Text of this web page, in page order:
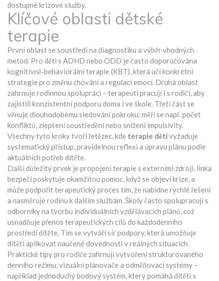
dostupné krizové služby.
Klíčové oblasti dětské
terapie
První oblast se soustředí na diagnostiku a výběr vhodných
metod. Pro děti s ADHD nebo ODD je často doporučována
kognitivně‑behaviorální terapie (KBT), která učí konkrétní
strategie pro změnu chování a regulaci emocí. Druhá oblast
zahrnuje rodinnou spolupráci – terapeuti pracují i s rodiči, aby
zajistili konzistentní podporu doma i ve škole. Třetí část se
věnuje dlouhodobému sledování pokroku; měří se např. počet
konfliktů, zlepšení soustředění nebo snížení impulsivity.
Všechny tyto kroky tvoří řetězec, kde terapie dětívyžaduje
systematický přístup, pravidelnou reflexi a úpravu plánu podle
aktuálních potřeb dítěte.
Další důležitý prvek je propojení terapie s externími zdroji. linka
bezpečíposkytuje okamžitou pomoc, když se objeví krize, a
může podpořit terapeutický proces tím, že nabídne rychlé řešení
a nasměruje rodinu k dalším službám. Školy často spolupracují s
odborníky na tvorbu individuálních vzdělávacích plánů, což
usnadňuje přenos terapeutických cílů do každodenního
prostředí dítěte. Tím se vytváří síť podpory, která umožňuje
dítěti aplikovat naučené dovednosti v reálných situacích.
Praktické tipy pro rodiče zahrnují vytvoření strukturovaného
denního režimu, vizuální plánovače a odměňovací systémy –
například jednoduchý bodový systém, který pomáhá dítěti s